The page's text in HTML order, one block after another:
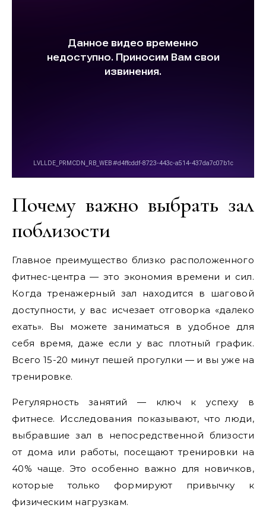
Почему важно выбрать зал
поблизости
Главное преимущество близко расположенного
фитнес-центра — это экономия времени и сил.
Когда тренажерный зал находится в шаговой
доступности, у вас исчезает отговорка «далеко
ехать». Вы можете заниматься в удобное для
себя время, даже если у вас плотный график.
Всего 15-20 минут пешей прогулки — и вы уже на
тренировке.
Регулярность занятий — ключ к успеху в
фитнесе. Исследования показывают, что люди,
выбравшие зал в непосредственной близости
от дома или работы, посещают тренировки на
40% чаще. Это особенно важно для новичков,
которые только формируют привычку к
физическим нагрузкам.